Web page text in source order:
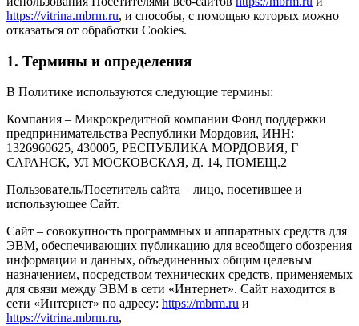
https://vitrina.mbrm.ru, и способы, с помощью которых можно
отказаться от обработки Cookies.
1. Термины и определения
В Политике используются следующие термины:
Компания – Микрокредитной компании Фонд поддержки
предпринимательства Республики Мордовия, ИНН:
1326960625, 430005, РЕСПУБЛИКА МОРДОВИЯ, Г
САРАНСК, УЛ МОСКОВСКАЯ, Д. 14, ПОМЕЩ.2
Пользователь/Посетитель сайта – лицо, посетившее и
использующее Сайт.
Сайт – совокупность программных и аппаратных средств для
ЭВМ, обеспечивающих публикацию для всеобщего обозрения
информации и данных, объединенных общим целевым
назначением, посредством технических средств, применяемых
для связи между ЭВМ в сети «Интернет». Сайт находится в
сети «Интернет» по адресу: https://mbrm.ru и
https://vitrina.mbrm.ru,